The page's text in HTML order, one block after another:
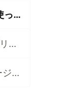
Kotlin 基礎 Part 6 -- ブロック内部でスコープ関数を使って処理する
Kotlin 基礎 Part 12 -- Gradle で作成した Spring アプリのビルドファイルを実行可能にする
Kotlin 基礎 Part 13 -- Spring アプリを Docker イメージにビルドして実行する